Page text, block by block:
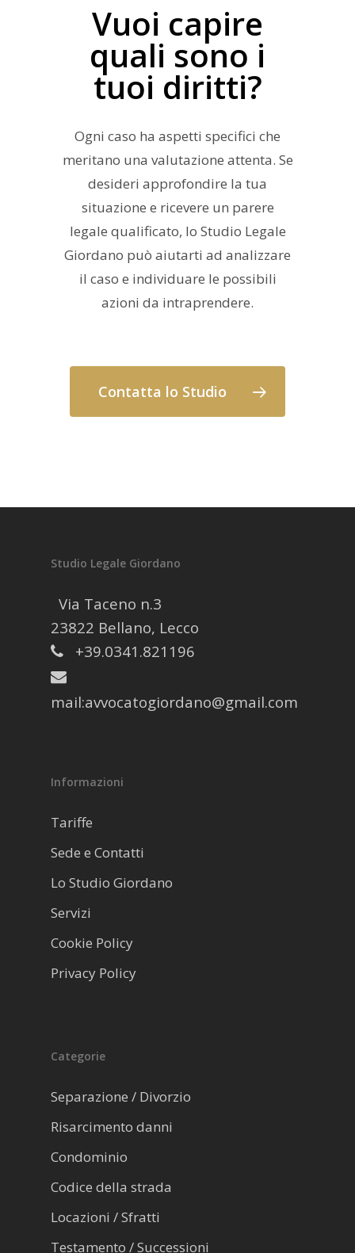
Vuoi capire
quali sono i
tuoi diritti?
Ogni caso ha aspetti specifici che
meritano una valutazione attenta. Se
desideri approfondire la tua
situazione e ricevere un parere
legale qualificato, lo Studio Legale
Giordano può aiutarti ad analizzare
il caso e individuare le possibili
azioni da intraprendere.
Contatta lo Studio
Studio Legale Giordano
Via Taceno n.3
23822 Bellano, Lecco
+39.0341.821196
mail:avvocatogiordano@gmail.com
Informazioni
Tariffe
Sede e Contatti
Lo Studio Giordano
Servizi
Cookie Policy
Privacy Policy
Categorie
Separazione / Divorzio
Risarcimento danni
Condominio
Codice della strada
Locazioni / Sfratti
Testamento / Successioni